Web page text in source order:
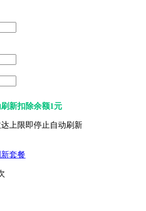
新扣除余额1元
上限即停止自动刷新
套餐